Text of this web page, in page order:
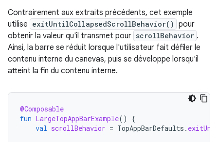
Contrairement aux extraits précédents, cet exemple
utilise exitUntilCollapsedScrollBehavior() pour
obtenir la valeur qu'il transmet pour scrollBehavior .
Ainsi, la barre se réduit lorsque l'utilisateur fait défiler le
contenu interne du canevas, puis se développe lorsqu'il
atteint la fin du contenu interne.
@Composable
fun LargeTopAppBarExample()
{
val scrollBehavior = TopAppBarDefaults .